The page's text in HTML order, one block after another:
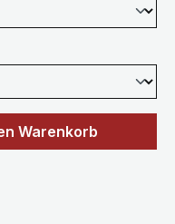
Warenkorb